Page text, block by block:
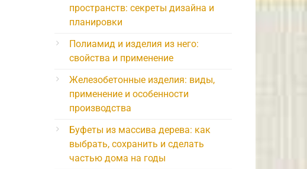
пространств: секреты дизайна и
планировки
Полиамид и изделия из него:
свойства и применение
Железобетонные изделия: виды,
применение и особенности
производства
Буфеты из массива дерева: как
выбрать, сохранить и сделать
частью дома на годы